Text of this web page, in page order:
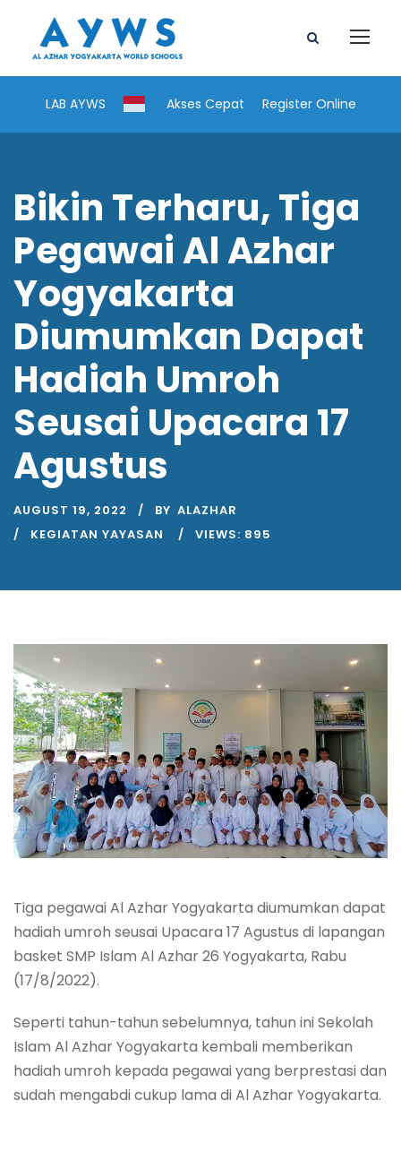
LAB AYWS Akses Cepat Register Online
Bikin Terharu, Tiga
Pegawai Al Azhar
Yogyakarta
Diumumkan Dapat
Hadiah Umroh
Seusai Upacara 17
Agustus
AUGUST 19, 2022 BY ALAZHAR
KEGIATAN YAYASAN
VIEWS: 895
Tiga pegawai Al Azhar Yogyakarta diumumkan dapat
hadiah umroh seusai Upacara 17 Agustus di lapangan
basket SMP Islam Al Azhar 26 Yogyakarta, Rabu
(17/8/2022).
Seperti tahun-tahun sebelumnya, tahun ini Sekolah
Islam Al Azhar Yogyakarta kembali memberikan
hadiah umroh kepada pegawai yang berprestasi dan
sudah mengabdi cukup lama di Al Azhar Yogyakarta.